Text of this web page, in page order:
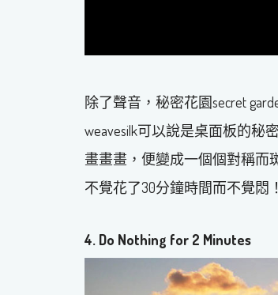
除了聲音，秘密花園secret
weavesilk可以說是桌面板的秘
畫畫畫，便變成一個個對稱而
不覺花了30分鐘時間而不覺悶！
4. Do Nothing for 2 Minutes